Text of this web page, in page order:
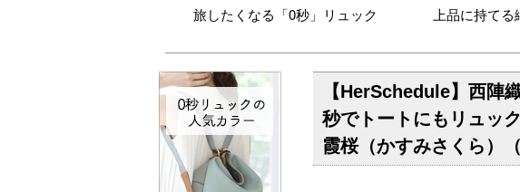
旅したくなる「0秒」リュック 上品に持て
【HerSchedule】西陣
秒でトートにもリュッ
霞桜（かすみさくら）